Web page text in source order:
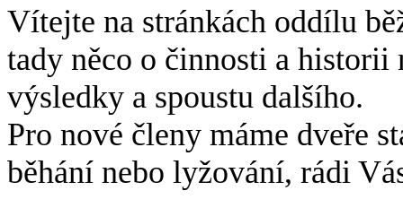
Vítejte na stránkách oddílu
tady něco o činnosti a historii
výsledky a spoustu dalšího.
Pro nové členy máme dveře
běhání nebo lyžování, rádi